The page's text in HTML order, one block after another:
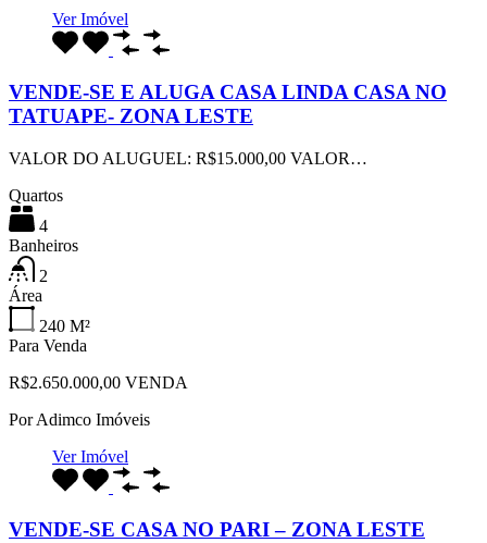
Ver Imóvel
VENDE-SE E ALUGA CASA LINDA CASA NO
TATUAPE- ZONA LESTE
VALOR DO ALUGUEL: R$15.000,00 VALOR…
Quartos
4
Banheiros
2
Área
240 M²
Para Venda
R$2.650.000,00 VENDA
PorAdimco Imóveis
Ver Imóvel
VENDE-SE CASA NO PARI – ZONA LESTE